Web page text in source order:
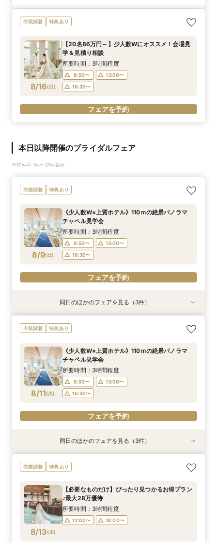
衣装試着 特典あり
8/16(日)
【20名86万円～】少人数Wにオススメ！会場見
学＆見積り相談
所要時間：3時間程度
8:50〜
13:00〜
16:30〜
フェアを予約
本日以降開催のブライダルフェア
全17件中 1件〜17件表示
衣装試着 特典あり
8/9(日)
《少人数W×上質ホテル》110ｍの絶景パノラマ
チャペル見学会
所要時間：3時間程度
8:50〜
13:00〜
16:30〜
フェアを予約
特典あり
8/9(日)
【20名86万円～】少人数Wにオススメ！会場見
学＆見積り相談
8:50〜
16:30〜
フェアを予約
特典あり
8/9(日)
【BIGフェア】駅直結×高層階チャペル＼最大30
万祝日特典／
9:00〜
16:30〜
フェアを予約
8/9(日)
スマホ・PCで叶うオンライン相談会！少人数W
のご相談も大歓迎
9:00〜
16:30〜
フェアを予約
同日のほかのフェアを見る（3件）
衣装試着 特典あり
8/11(火)
《少人数W×上質ホテル》110ｍの絶景パノラマ
チャペル見学会
所要時間：3時間程度
8:50〜
13:00〜
16:30〜
フェアを予約
特典あり
8/11(火)
【20名86万円～】少人数Wにオススメ！会場見
学＆見積り相談
8:50〜
16:30〜
特典あり
8/11(火)
【BIGフェア】駅直結×高層階チャペル＼最大30
万祝日特典／
9:00〜
16:30〜
8/11(火)
スマホ・PCで叶うオンライン相談会！少人数W
のご相談も大歓迎
9:00〜
16:30〜
同日のほかのフェアを見る（3件）
衣装試着 特典あり
8/13(木)
【必要なものだけ】ぴったり見つかるお得プラン
♪最大28万優待
所要時間：3時間程度
12:00〜 16:00〜